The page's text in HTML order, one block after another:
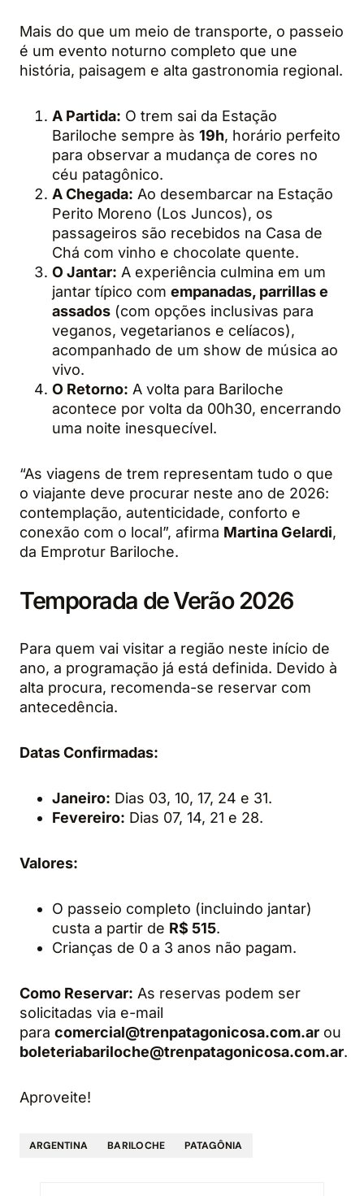
Mais do que um meio de transporte, o passeio
é um evento noturno completo que une
história, paisagem e alta gastronomia regional.
A Partida: O trem sai da Estação
Bariloche sempre às 19h, horário perfeito
para observar a mudança de cores no
céu patagônico.
A Chegada: Ao desembarcar na Estação
Perito Moreno (Los Juncos), os
passageiros são recebidos na Casa de
Chá com vinho e chocolate quente.
O Jantar: A experiência culmina em um
jantar típico com empanadas, parrillas e
assados (com opções inclusivas para
veganos, vegetarianos e celíacos),
acompanhado de um show de música ao
vivo.
O Retorno: A volta para Bariloche
acontece por volta da 00h30, encerrando
uma noite inesquecível.
“As viagens de trem representam tudo o que
o viajante deve procurar neste ano de 2026:
contemplação, autenticidade, conforto e
conexão com o local”, afirma Martina Gelardi,
da Emprotur Bariloche.
Temporada de Verão 2026
Para quem vai visitar a região neste início de
ano, a programação já está definida. Devido à
alta procura, recomenda-se reservar com
antecedência.
Datas Confirmadas:
Janeiro: Dias 03, 10, 17, 24 e 31.
Fevereiro: Dias 07, 14, 21 e 28.
Valores:
O passeio completo (incluindo jantar)
custa a partir de R$ 515.
Crianças de 0 a 3 anos não pagam.
Como Reservar: As reservas podem ser
solicitadas via e-mail
para comercial@trenpatagonicosa.com.ar ou
boleteriabariloche@trenpatagonicosa.com.ar.
Aproveite!
ARGENTINA BARILOCHE PATAGÔNIA